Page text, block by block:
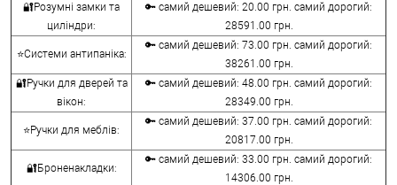
🔐Розумні замки та
циліндри:
🔑 самий дешевий: 20.00 грн. самий дорогий:
28591.00 грн.
⭐Системи антипаніка:
🔑 самий дешевий: 73.00 грн. самий дорогий:
38261.00 грн.
🔐Ручки для дверей та
вікон:
🔑 самий дешевий: 48.00 грн. самий дорогий:
28349.00 грн.
⭐Ручки для меблів:
🔑 самий дешевий: 37.00 грн. самий дорогий:
20817.00 грн.
🔐Броненакладки:
🔑 самий дешевий: 33.00 грн. самий дорогий:
14306.00 грн.